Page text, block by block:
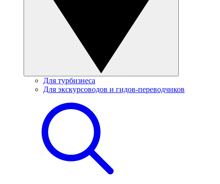
Для турбизнеса
Для экскурсоводов и гидов-переводчиков